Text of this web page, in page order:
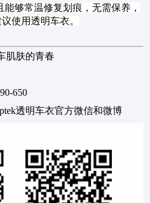
够常温修复划痕，无需保养，
使用透明车衣。
肌肤的青春
650
透明车衣官方微信和微博